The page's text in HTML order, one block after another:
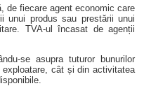
de fiecare agent economic care
unui produs sau prestării unui
TVA-ul încasat de agenții
se asupra tuturor bunurilor
cât și din activitatea